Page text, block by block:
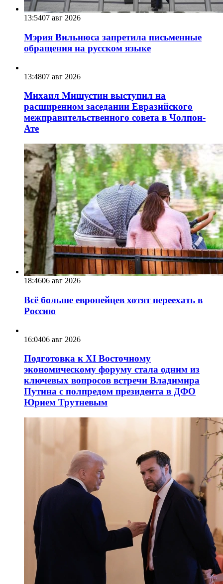
13:5407 авг 2026
Мэрия Вильнюса запретила письменные
обращения на русском языке
13:4807 авг 2026
Михаил Мишустин выступил на
расширенном заседании Евразийского
межправительственного совета в Чолпон-
Ате
18:4606 авг 2026
Всё больше европейцев хотят переехать в
Россию
16:0406 авг 2026
Подготовка к XI Восточному
экономическому форуму стала одним из
ключевых вопросов встречи Владимира
Путина с полпредом президента в ДФО
Юрием Трутневым